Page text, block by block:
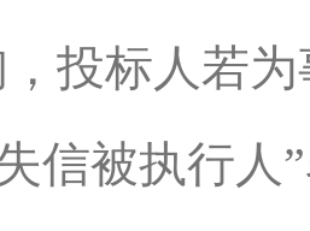
投标人若
信被执行人